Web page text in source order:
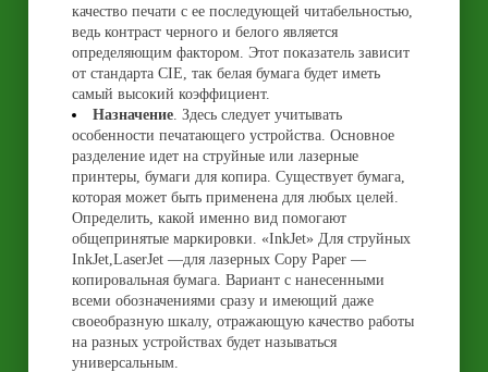
качество печати с ее последующей читабельностью,
ведь контраст черного и белого является
определяющим фактором. Этот показатель зависит
от стандарта CIE, так белая бумага будет иметь
самый высокий коэффициент.
Назначение. Здесь следует учитывать
особенности печатающего устройства. Основное
разделение идет на струйные или лазерные
принтеры, бумаги для копира. Существует бумага,
которая может быть применена для любых целей.
Определить, какой именно вид помогают
общепринятые маркировки. «InkJet» Для струйных
InkJet,LaserJet —для лазерных Copy Paper —
копировальная бумага. Вариант с нанесенными
всеми обозначениями сразу и имеющий даже
своеобразную шкалу, отражающую качество работы
на разных устройствах будет называться
универсальным.